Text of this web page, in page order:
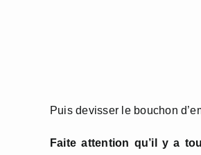
Puis devisser le bouchon
Faite attention qu’il y a